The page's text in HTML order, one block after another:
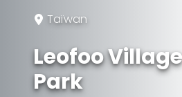
Taïwan
Leofoo
Park